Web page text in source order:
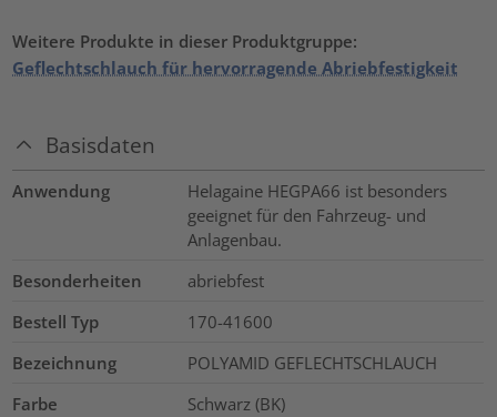
Weitere Produkte in dieser Produktgruppe:
Geflechtschlauch für hervorragende Abriebfestigkeit
Basisdaten
Anwendung
Helagaine HEGPA66 ist besonders
geeignet für den Fahrzeug- und
Anlagenbau.
Besonderheiten
abriebfest
Bestell Typ
170-41600
Bezeichnung
POLYAMID GEFLECHTSCHLAUCH
Farbe
Schwarz (BK)